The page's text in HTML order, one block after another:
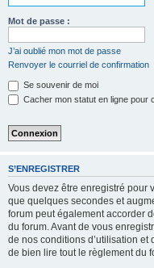
Mot de passe :
J’ai oublié mon mot de passe
Renvoyer le courriel de confirmation
Se souvenir de moi
Cacher mon statut en ligne pour
S’ENREGISTRER
Vous devez être enregistré pour
que quelques secondes et
forum peut également accorder
du forum. Avant de vous
de nos conditions d’utilisation
de bien lire tout le règlement du